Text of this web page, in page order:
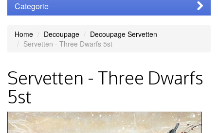
Categorie
Home Decoupage
Decoupage Servetten
Servetten - Three Dwarfs 5st
Servetten - Three Dwarfs
5st